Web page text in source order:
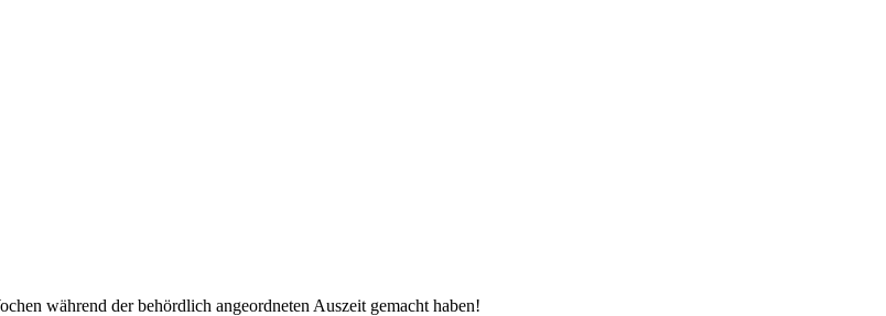
während der behördlich angeordneten Auszeit gemacht haben!